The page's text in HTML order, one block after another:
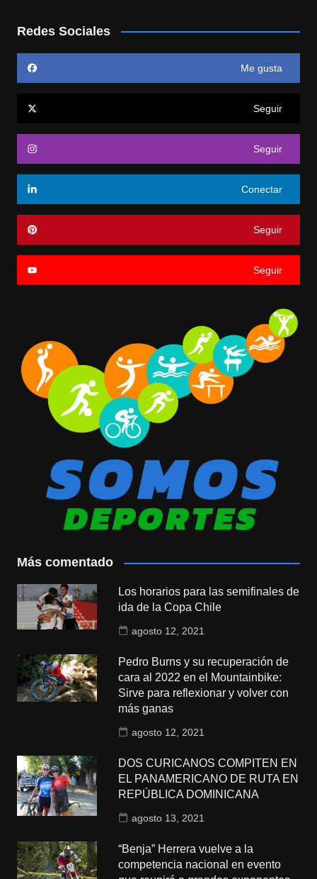
Redes Sociales
Me gusta
Seguir
Seguir
Conectar
Seguir
Seguir
Más comentado
Los horarios para las semifinales de
ida de la Copa Chile
agosto 12, 2021
Pedro Burns y su recuperación de
cara al 2022 en el Mountainbike:
Sirve para reflexionar y volver con
más ganas
agosto 12, 2021
DOS CURICANOS COMPITEN EN
EL PANAMERICANO DE RUTA EN
REPÚBLICA DOMINICANA
agosto 13, 2021
“Benja” Herrera vuelve a la
competencia nacional en evento